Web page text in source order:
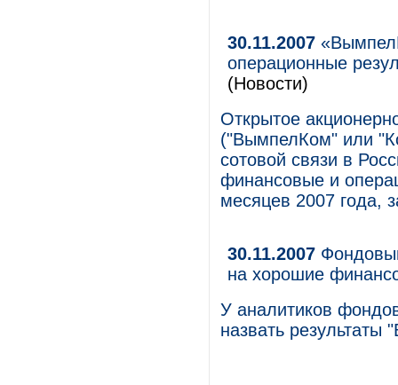
30.11.2007
операционные
(Новости)
Открытое
("ВымпелКом" или
сотовой связи в
финансовые и
месяцев 2007 года,
30.11.2007
на хорошие
У аналитиков
назвать